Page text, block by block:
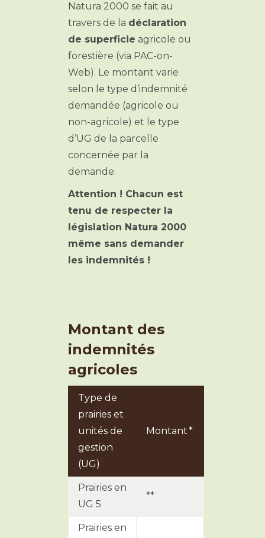
Natura 2000 se fait au
travers de la déclaration
de superficie agricole ou
forestière (via PAC-on-
Web). Le montant varie
selon le type d’indemnité
demandée (agricole ou
non-agricole) et le type
d’UG de la parcelle
concernée par la
demande.
Attention ! Chacun est
tenu de respecter la
législation Natura 2000
même sans demander
les indemnités !
Montant des
indemnités
agricoles
Type de
prairies et
unités de
gestion
(UG)
Montant *
Prairies en
UG 5
**
Prairies en